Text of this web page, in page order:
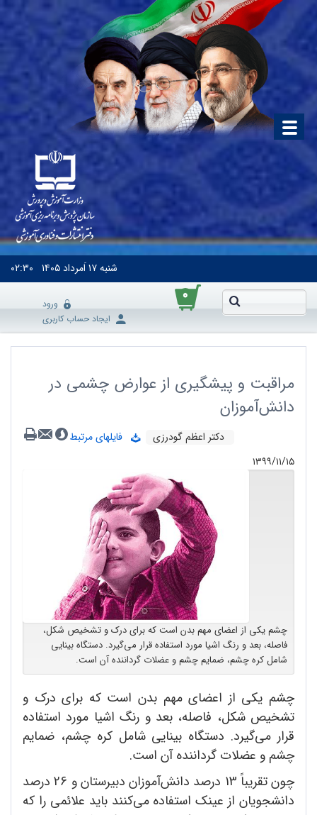
شنبه۱۷ اَمرداد ۱۴۰۵ ۰۲:۳۰
۰
ورود
ایجاد حساب کاربری
مراقبت و پیشگیری از عوارض چشمی در
دانش‌آموزان
دکتر اعظم گودرزی
فایلهای مرتبط
۱۳۹۹/۱۱/۱۵
چشم یکی از اعضای مهم بدن است که برای درک و تشخیص شکل،
فاصله، بعد و رنگ اشیا مورد استفاده قرار می‌گیرد. دستگاه بینایی
شامل کره چشم، ضمایم چشم و عضلات گرداننده آن است.
چشم یکی از اعضای مهم بدن است که برای درک و
تشخیص شکل، فاصله، بعد و رنگ اشیا مورد استفاده
قرار می‌گیرد. دستگاه بینایی شامل کره چشم، ضمایم
چشم و عضلات گرداننده آن است.
چون تقریباً 13 درصد دانش‌آموزان دبیرستان و 26 درصد
دانشجویان از عینک استفاده می‌کنند باید علائمی را که